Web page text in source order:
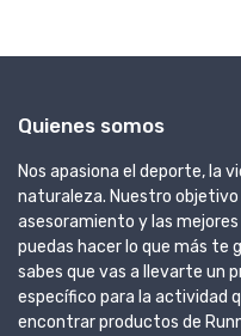
Quienes somos
Nos apasiona el deporte, la
naturaleza. Nuestro
asesoramiento y las
puedas hacer lo que más te
sabes que vas a llevarte un
específico para la actividad
encontrar productos de